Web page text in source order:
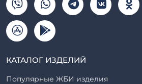
КАТАЛОГ ИЗДЕЛИЙ
Популярные ЖБИ изделия